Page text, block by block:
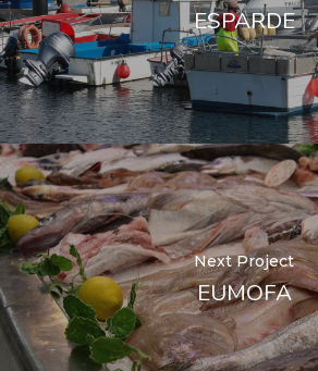
ESPARDE
Next Project
EUMOFA